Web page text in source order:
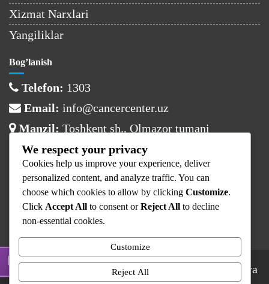
Xizmat Narxlari
Yangiliklar
Bog’lanish
Telefon: 1303
Email: info@cancercenter.uz
Manzil: Toshkent sh., Olmazor tumani
Ish vaqti
Dushanba:08:00 – 17:00
Sesh – Juma:08:00 – 16:00
Shanba – Yaksh:
© 2025 Respublika Ixtisoslashtirilgan Onkologiya
We respect your privacy
Cookies help us improve your experience, deliver
personalized content, and analyze traffic. You can
choose which cookies to allow by clicking Customize.
Click Accept All to consent orReject All to decline
non-essential cookies.
Customize
Reject All